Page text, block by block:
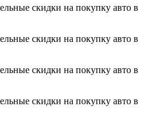
скидки на покупку авто в
скидки на покупку авто в
скидки на покупку авто в
скидки на покупку авто в